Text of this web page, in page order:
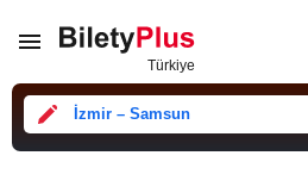
İzmir – Samsun